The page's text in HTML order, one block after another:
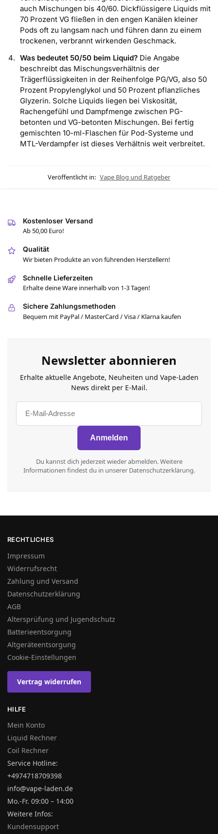
auch Mischungen bis 40/60. Dickflüssigere Liquids mit
70 Prozent VG fließen in den engen Kanälen kleiner
Pods oft zu langsam nach und führen dann zu einem
trockenen, verbrannt wirkenden Geschmack.
Was bedeutet 50/50 beim Liquid? Die Angabe
beschreibt das Mischungsverhältnis der
Trägerflüssigkeiten in der Reihenfolge PG/VG, also 50
Prozent Propylenglykol und 50 Prozent pflanzliches
Glyzerin. Solche Liquids liegen bei Viskosität,
Rachengefühl und Dampfmenge zwischen PG-
betonten und VG-betonten Mischungen. Bei fertig
gemischten 10-ml-Flaschen für Pod-Systeme und
MTL-Verdampfer ist dieses Verhältnis weit verbreitet.
Veröffentlicht in: Vape Blog und Ratgeber
Kostenloser Versand
Ab 50,00 Euro!
Qualität
Wir bieten Produkte an von führenden Herstellern!
Schnelle Lieferzeiten
Erhalte deine Ware innerhalb von 1-3 Tagen!
Sichere Zahlungsmethoden
Bequem mit PayPal / MasterCard / Visa / Klarna kaufen
Newsletter abonnieren
Erhalte aktuelle Angebote, Neuheiten und Vape-Laden
News direkt per E-Mail.
Du kannst dich jederzeit wieder abmelden. Weitere
Informationen findest du in unserer Datenschutzerklärung.
RECHTLICHES
Impressum
Widerrufsrecht
Zahlung und Versand
Datenschutzerklärung
AGB
Altersprüfung und Jugendschutz
Batterieentsorgung
Altgeräteentsorgung
Cookie-Einstellungen
Vertrag widerrufen
HILFE
Mein Konto
Liquid Rechner
Coil Rechner
Service Hotline:
+4974718709398
info@vape-laden.de
Mo.-Fr. 09:00 – 14:00
Weitere Infos:
Kundensupport